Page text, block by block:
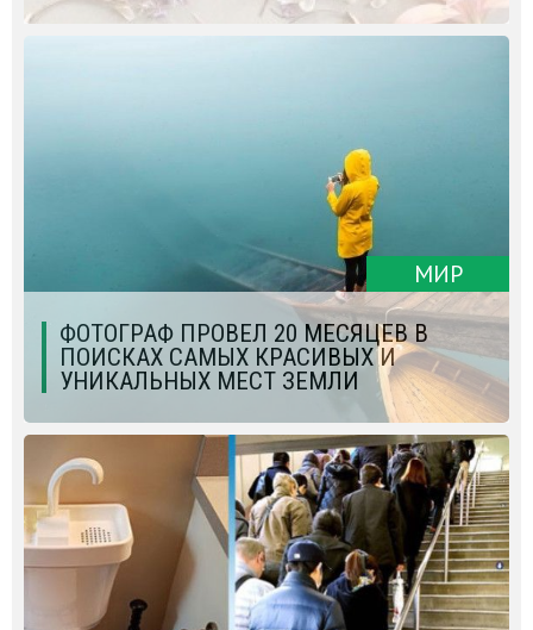
МИР
ФОТОГРАФ ПРОВЕЛ 20 МЕСЯЦЕВ В
ПОИСКАХ САМЫХ КРАСИВЫХ И
УНИКАЛЬНЫХ МЕСТ ЗЕМЛИ